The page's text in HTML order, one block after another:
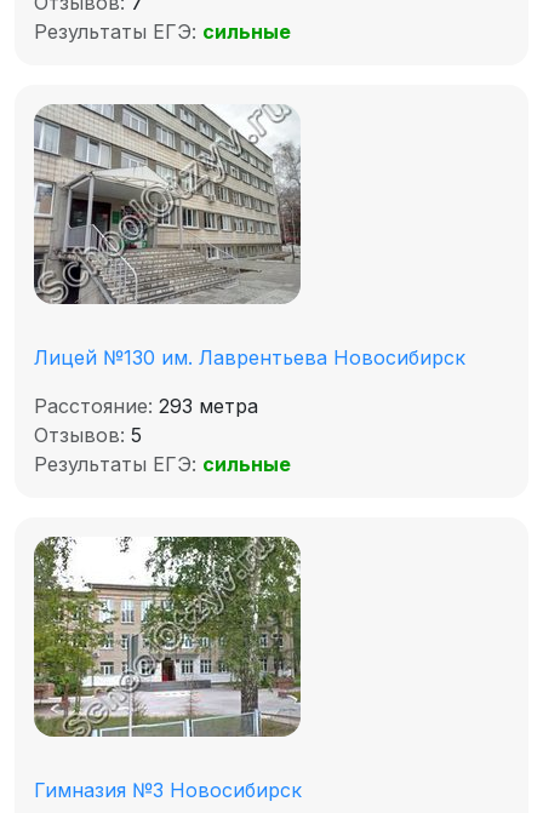
Результаты ЕГЭ: сильные
Лицей №130 им. Лаврентьева Новосибирск
Расстояние: 293 метра
Отзывов: 5
Результаты ЕГЭ: сильные
Гимназия №3 Новосибирск